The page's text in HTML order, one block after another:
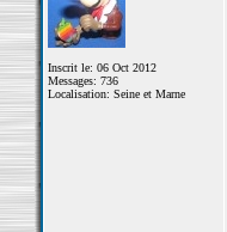
Inscrit le: 06 Oct 2012
Messages: 736
Localisation: Seine et Marne